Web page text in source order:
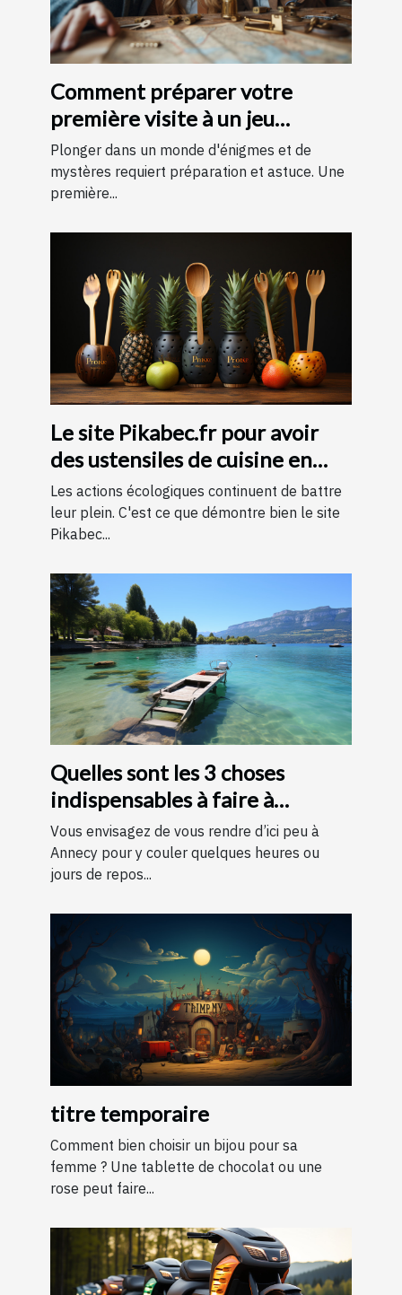
Comment préparer votre
première visite à un jeu
d'évasion : conseils et astuces
pour une expérience
mémorable
Plonger dans un monde d'énigmes et de
mystères requiert préparation et astuce. Une
première...
Le site Pikabec.fr pour avoir
des ustensiles de cuisine en
bois
Les actions écologiques continuent de battre
leur plein. C'est ce que démontre bien le site
Pikabec...
Quelles sont les 3 choses
indispensables à faire à
Annecy ?
Vous envisagez de vous rendre d’ici peu à
Annecy pour y couler quelques heures ou
jours de repos...
titre temporaire
Comment bien choisir un bijou pour sa
femme ? Une tablette de chocolat ou une
rose peut faire...